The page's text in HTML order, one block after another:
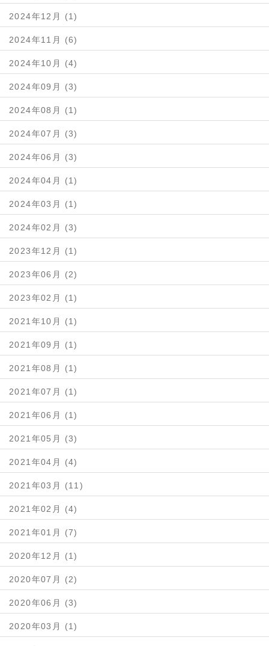
2024年12月 (1)
2024年11月 (6)
2024年10月 (4)
2024年09月 (3)
2024年08月 (1)
2024年07月 (3)
2024年06月 (3)
2024年04月 (1)
2024年03月 (1)
2024年02月 (3)
2023年12月 (1)
2023年06月 (2)
2023年02月 (1)
2021年10月 (1)
2021年09月 (1)
2021年08月 (1)
2021年07月 (1)
2021年06月 (1)
2021年05月 (3)
2021年04月 (4)
2021年03月 (11)
2021年02月 (4)
2021年01月 (7)
2020年12月 (1)
2020年07月 (2)
2020年06月 (3)
2020年03月 (1)